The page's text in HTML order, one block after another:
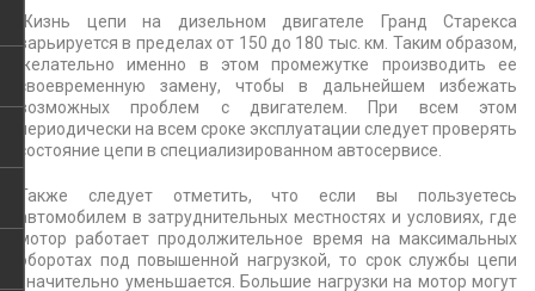
Жизнь цепи на дизельном двигателе Гранд Старекса
варьируется в пределах от 150 до 180 тыс. км. Таким образом,
желательно именно в этом промежутке производить ее
своевременную замену, чтобы в дальнейшем избежать
возможных проблем с двигателем. При всем этом
периодически на всем сроке эксплуатации следует проверять
состояние цепи в специализированном автосервисе.
Также следует отметить, что если вы пользуетесь
автомобилем в затруднительных местностях и условиях, где
мотор работает продолжительное время на максимальных
оборотах под повышенной нагрузкой, то срок службы цепи
значительно уменьшается. Большие нагрузки на мотор могут